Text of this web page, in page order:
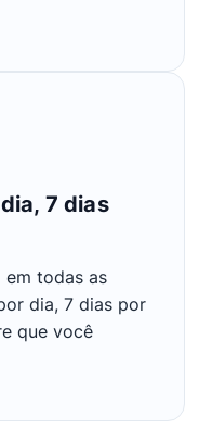
7 dias
todas as
dia, 7 dias por
que você